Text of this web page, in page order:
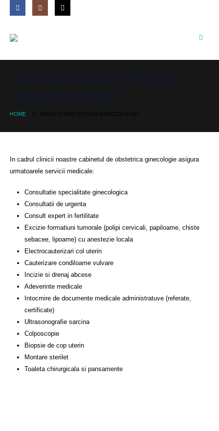
SERVICII OBSTETRICA-
GINECOLOGIE:
HOME
In cadrul clinicii noastre cabinetul de obstetrica ginecologie asigura
urmatoarele servicii medicale:
Consultatie specialitate ginecologica
Consultatii de urgenta
Consult expert in fertilitate
Excizie formatiuni tumorale (polipi cervicali, papiloame, chiste
sebacee, lipoame) cu anestezie locala
Electrocauterizari col uterin
Cauterizare condiloame vulvare
Incizie si drenaj abcese
Adeverinte medicale
Intocmire de documente medicale administratuve (referate,
certificate)
Ultrasonografie sarcina
Colposcopie
Biopsie de cop uterin
Montare sterilet
Toaleta chirurgicala si pansamente